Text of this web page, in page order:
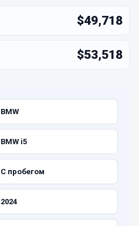
$49,718
$53,518
BMW
BMW i5
С пробегом
2024